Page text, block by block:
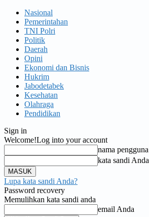
Nasional
Pemerintahan
TNI Polri
Politik
Daerah
Opini
Ekonomi dan Bisnis
Hukrim
Jabodetabek
Kesehatan
Olahraga
Pendidikan
Sign in
Welcome!Log into your account
nama pengguna
kata sandi Anda
Lupa kata sandi Anda?
Password recovery
Memulihkan kata sandi anda
email Anda